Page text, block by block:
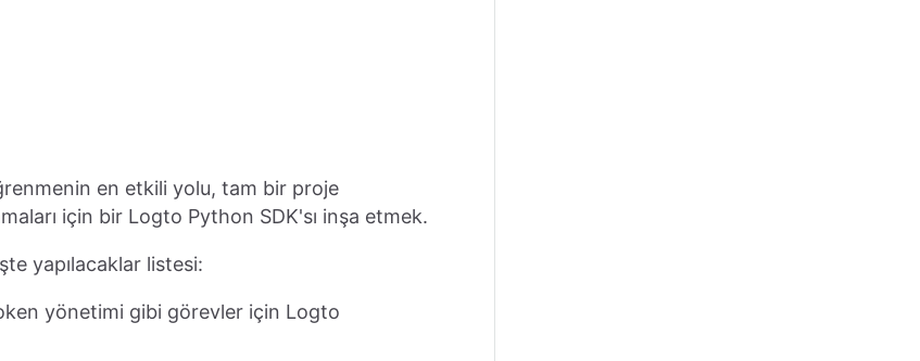
en etkili yolu, tam bir proje
için bir Logto Python SDK'sı inşa etmek.
yapılacaklar listesi:
yönetimi gibi görevler için Logto